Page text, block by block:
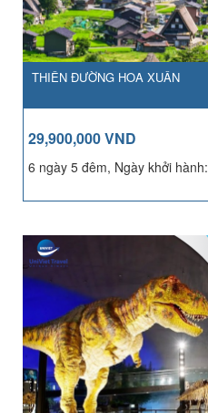
THIÊN ĐƯỜNG HOA XUÂN
29,900,000 VND
6 ngày 5 đêm, Ngày khởi hành: